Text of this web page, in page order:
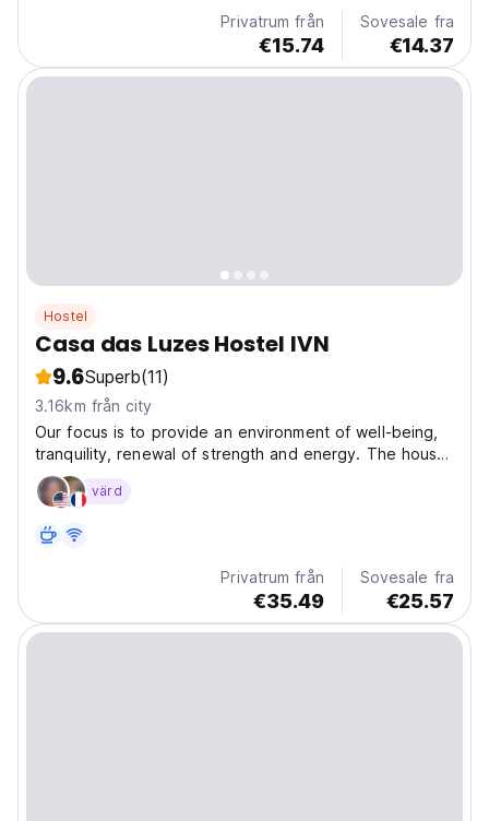
Privatrum från
€15.74
Sovesale fra
€14.37
Hostel
Casa das Luzes Hostel IVN
9.6Superb(11)
3.16km från city
Our focus is to provide an environment of well-being,
tranquility, renewal of strength and energy. The house
is located in the picturesque neighborhood of Santa
Teresa, between the central and southern areas of Rio
värd
Privatrum från
€35.49
Sovesale fra
€25.57